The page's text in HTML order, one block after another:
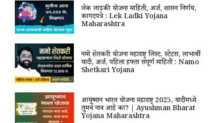
लेक लाडकी योजना माहिती, अर्ज, शासन निर्णय,
कागदपत्रे : Lek Ladki Yojana
Maharashtra
नमो शेतकरी योजना महाराष्ट्र लिस्ट, स्टेटस, लाभार्थी
यादी, अर्ज, पहिला हफ्ता संपूर्ण माहिती : Namo
Shetkari Yojana
आयुष्मान भारत योजना महाराष्ट्र 2025, यादीमध्ये
तुमचं नाव आहे का? | Ayushman Bharat
Yojana Maharashtra